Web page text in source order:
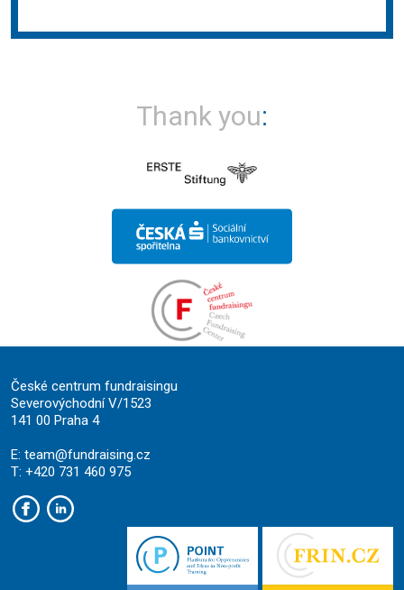
Thank you
České centrum fundraisingu
Severovýchodní V/1523
141 00 Praha 4
E: team@fundraising.cz
T: +420 731 460 975